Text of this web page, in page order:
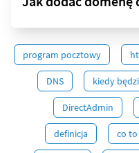
program pocztowy
DNS kiedy
DirectAdmin
definicja co to